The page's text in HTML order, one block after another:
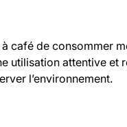
café de consommer
utilisation attentive et
l’environnement.